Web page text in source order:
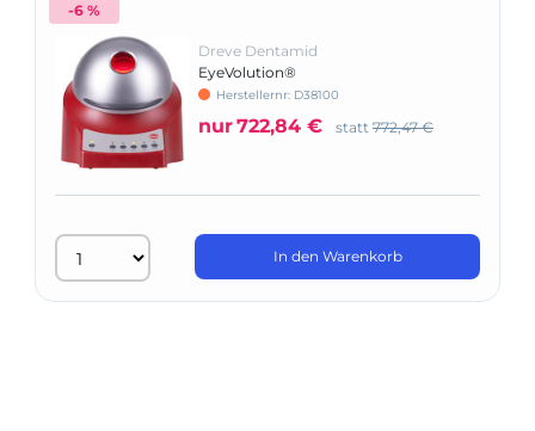
-6 %
Dreve Dentamid
EyeVolution®
Herstellernr: D38100
nur722,84 € statt 772,47 €
In den Warenkorb